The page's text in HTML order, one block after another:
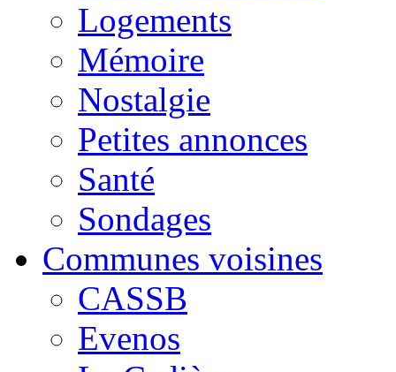
Logements
Mémoire
Nostalgie
Petites annonces
Santé
Sondages
Communes voisines
CASSB
Evenos